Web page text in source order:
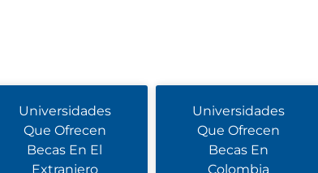
Universidades
Que Ofrecen
Becas En El
Extranjero
Universidades
Que Ofrecen
Becas En
Colombia